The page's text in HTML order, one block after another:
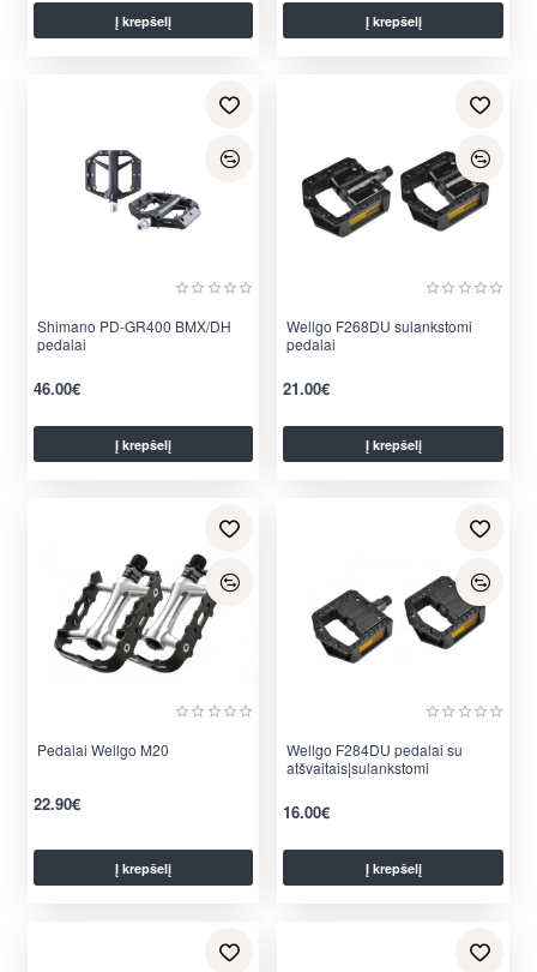
Į krepšelį Į krepšelį
Shimano PD-GR400 BMX/DH
pedalai
46.00€
Į krepšelį
Wellgo F268DU sulankstomi
pedalai
21.00€
Į krepšelį
Pedalai Wellgo M20
22.90€
Į krepšelį
Wellgo F284DU pedalai su
atšvaitais|sulankstomi
16.00€
Į krepšelį